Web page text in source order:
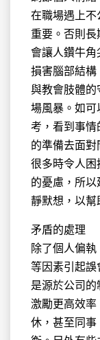
在職場遇上不
重要。否則
會讓人鑽牛角
損害腦部結構
與教會肢體的
場風暴。如可
考，看到事情
的準備去面對
很多時令人困
的憂慮，所
靜默想，以幫
矛盾的處理
除了個人偏
等因素引起誤
是源於公司
激勵更高效率
休，甚至同事